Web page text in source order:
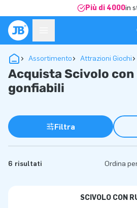
Più di 4000in
Assortimento Attrazioni Giochi
Acquista Scivolo con
gonfiabili
Filtra
6 risultati Ordina
SCIVOLO CON